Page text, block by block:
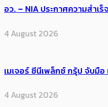
อว. – NIA ประกาศความสำเ
4 August 2026
เมเจอร์ ซีนีเพล็กซ์ กรุ้ป จับมื
4 August 2026